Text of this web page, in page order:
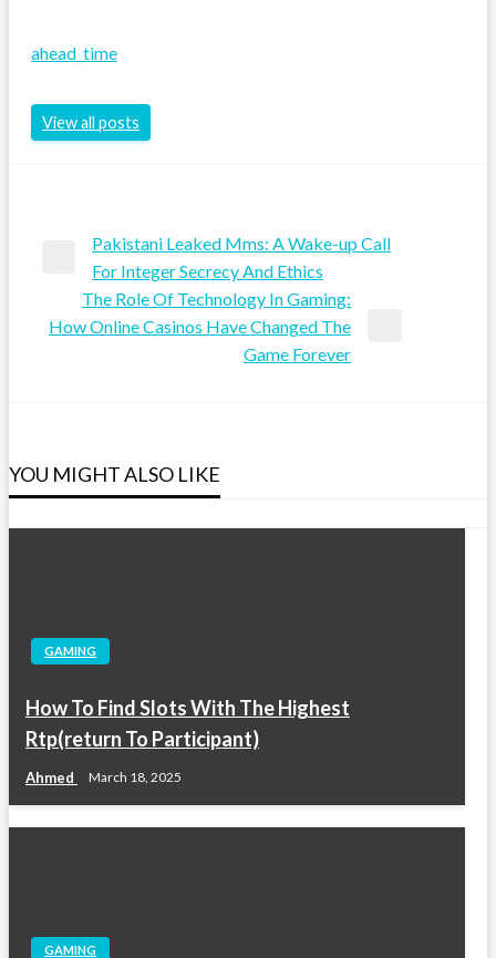
ahead_time
View all posts
Post
navigation
Previous
Pakistani Leaked Mms: A Wake-up Call
For Integer Secrecy And Ethics
Next
The Role Of Technology In Gaming:
How Online Casinos Have Changed The
Game Forever
YOU MIGHT ALSO LIKE
GAMING
How To Find Slots With The Highest
Rtp(return To Participant)
Ahmed March 18, 2025
GAMING